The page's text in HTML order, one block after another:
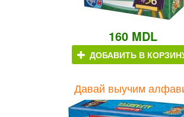
160 MDL
ДОБАВИТЬ В
Давай выучим